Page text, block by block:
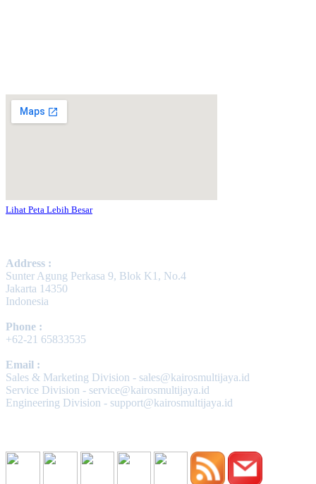
Lihat Peta Lebih Besar
Address :
Sunter Agung Perkasa 9, Blok K1, No.4
Jakarta 14350
Indonesia
Phone :
+62-21 65833535
Email :
Sales & Marketing Division - sales@kairosmultijaya.id
Service Division - service@kairosmultijaya.id
Engineering Division - support@kairosmultijaya.id